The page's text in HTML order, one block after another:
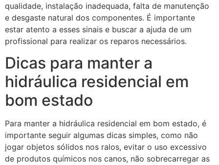
qualidade, instalação inadequada, falta de manutenção
e desgaste natural dos componentes. É importante
estar atento a esses sinais e buscar a ajuda de um
profissional para realizar os reparos necessários.
Dicas para manter a
hidráulica residencial em
bom estado
Para manter a hidráulica residencial em bom estado, é
importante seguir algumas dicas simples, como não
jogar objetos sólidos nos ralos, evitar o uso excessivo
de produtos químicos nos canos, não sobrecarregar as